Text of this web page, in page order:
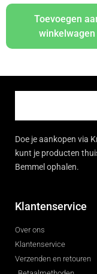
Toevoegen
winkelwagen
Doe je aankopen via
kunt je producten
Bemmel ophalen.
Klantenservice
Over ons
Klantenservice
Verzenden en retouren